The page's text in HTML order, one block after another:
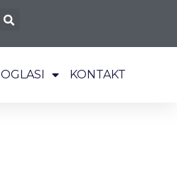
OGLASI KONTAKT